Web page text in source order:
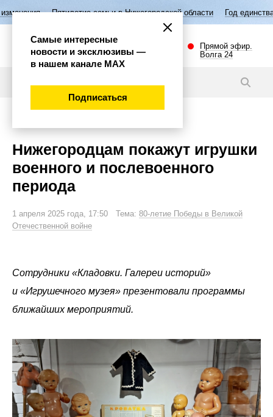
семьи в Нижегородской области Год единства народов
Прямой эфир.
Волга 24
Нижегородцам покажут игрушки
военного и послевоенного
периода
1 апреля 2025 года, 17:50 Тема: 80-летие Победы в Великой
Отечественной войне
Сотрудники «Кладовки. Галереи историй»
и «Игрушечного музея» презентовали программы
ближайших мероприятий.
Самые интересные
новости и эксклюзивы —
в нашем канале МАХ
Подписаться